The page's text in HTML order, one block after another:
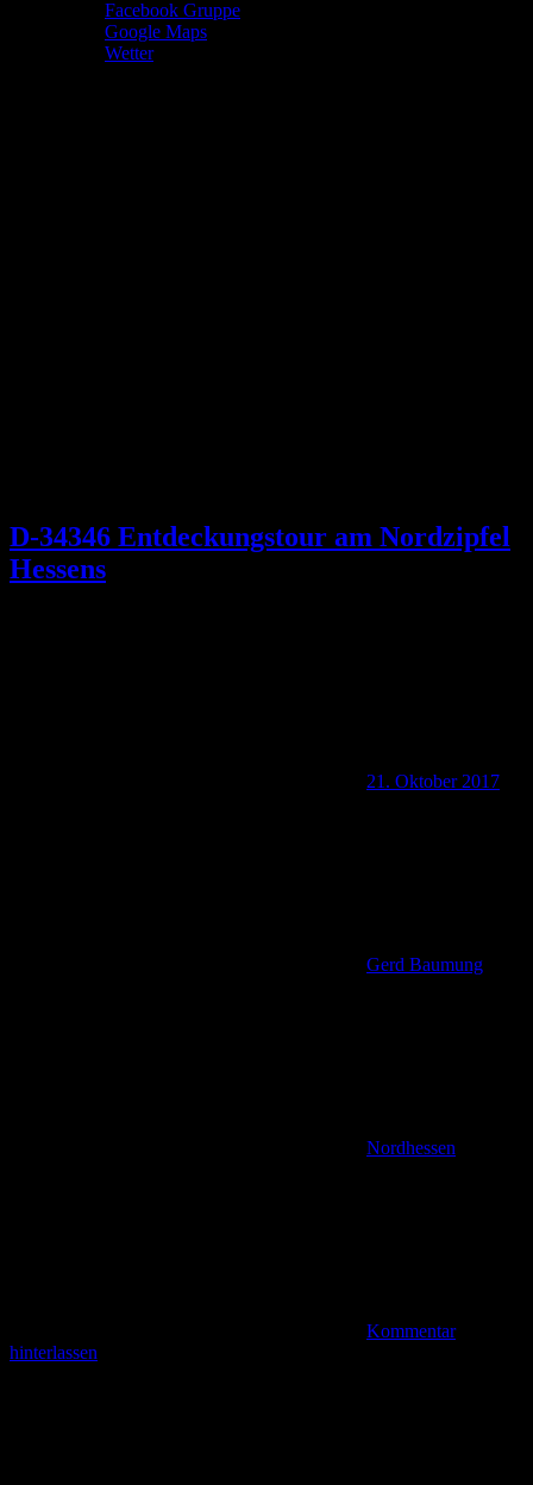
Facebook Gruppe
Google Maps
Wetter
D-34346 Entdeckungstour am Nordzipfel
Hessens
21. Oktober 2017
Gerd Baumung
Nordhessen
Kommentar
hinterlassen